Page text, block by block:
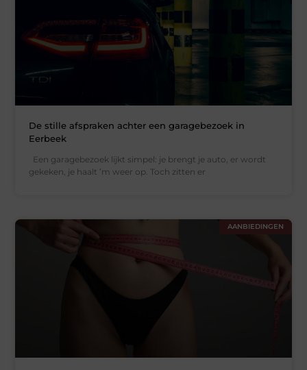
De stille afspraken achter een garagebezoek in
Eerbeek
Een garagebezoek lijkt simpel: je brengt je auto, er wordt
gekeken, je haalt ’m weer op. Toch zitten er
AANBIEDINGEN